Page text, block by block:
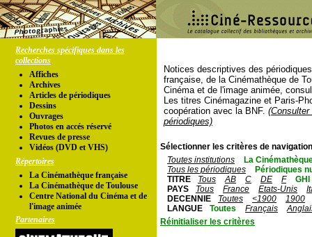
Recherches spécifiques dans les
collections
Affiches
Archives
Articles de périodiques
Dessins
Ouvrages
Photos en accés réservé
Revues de presse
Vidéos (DVD et VHS)
Répertoires
La Cinémathèque française
La Cinémathèque de Toulouse
Centre National du Cinéma et de
l'image animée
Partenaires
Notices descriptives des
française, de la Cinémathèque de
Cinéma et de l'image animée,
Les titres Cinémagazine et Paris-
coopération avec la BNF.
périodiques)
Sélectionner les critères de
Toutes institutions
La
Tous les périodiques
Périodiques
TITRE
Tous AB C DE F
GHI
PAYS
Tous France Etats-Unis
DECENNIE
Toutes <1900
1900
LANGUE
Toutes Français
Réinitialiser les critères